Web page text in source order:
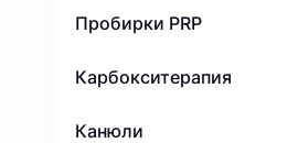
Пробирки PRP
Карбокситерапия
Канюли